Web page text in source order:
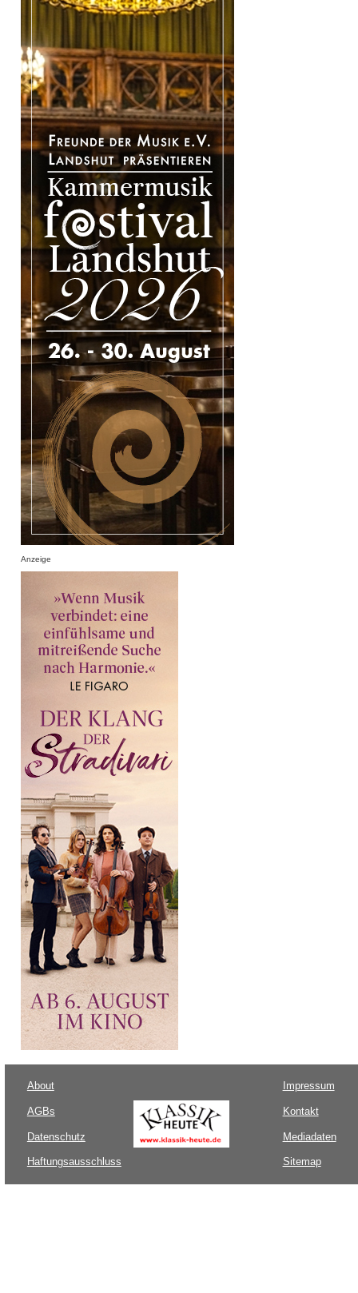
Anzeige
About
AGBs
Datenschutz
Haftungsausschluss
Impressum
Kontakt
Mediadaten
Sitemap